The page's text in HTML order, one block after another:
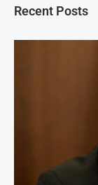
Recent Posts